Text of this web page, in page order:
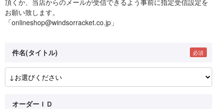
頂くか、当店からのメールが受信できるよう事前に指定受信設定を
お願い致します。
「onlineshop@windsorracket.co.jp」
件名(タイトル)
オーダーＩＤ